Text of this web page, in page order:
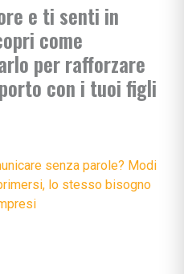
e ti senti in
come
per rafforzare
con i tuoi figli